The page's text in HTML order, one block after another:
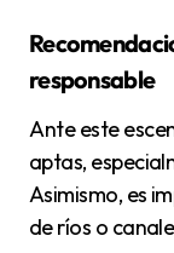
responsable
Ante este escenario, se recomienda evitar playas no
aptas,
Asimismo, es
de ríos o